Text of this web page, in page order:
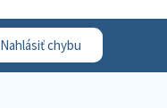
Nahlásiť chybu